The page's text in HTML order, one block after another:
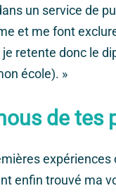
un service de
et me font
retente donc le
école). »
de tes
enfin trouvé ma